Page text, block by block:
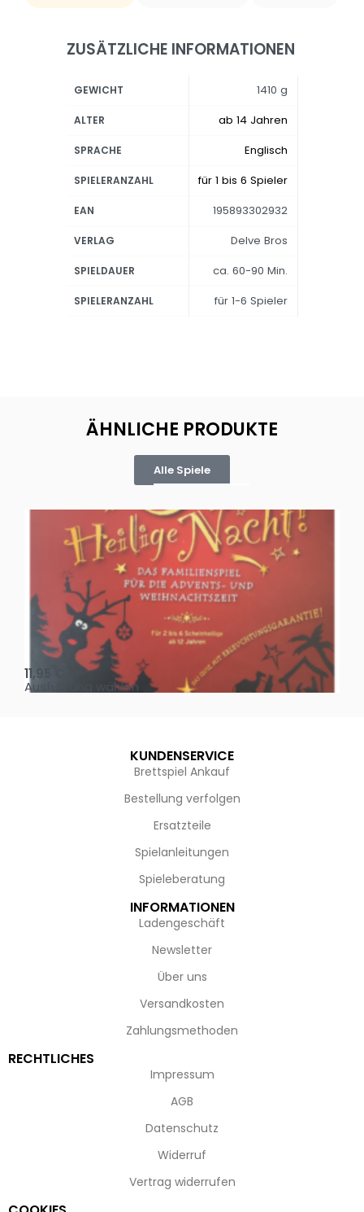
ZUSÄTZLICHE INFORMATIONEN
GEWICHT 1410 g
ALTER ab 14 Jahren
SPRACHE Englisch
SPIELERANZAHL für 1 bis 6 Spieler
EAN 195893302932
VERLAG Delve Bros
SPIELDAUER ca. 60-90 Min.
SPIELERANZAHL für 1-6 Spieler
ÄHNLICHE PRODUKTE
Alle Spiele
Oh, heilige Nacht!
11,95
Ausführung wählen
KUNDENSERVICE
Brettspiel Ankauf
Bestellung verfolgen
Ersatzteile
Spielanleitungen
Spieleberatung
INFORMATIONEN
Ladengeschäft
Newsletter
Über uns
Versandkosten
Zahlungsmethoden
RECHTLICHES
Impressum
AGB
Datenschutz
Widerruf
Vertrag widerrufen